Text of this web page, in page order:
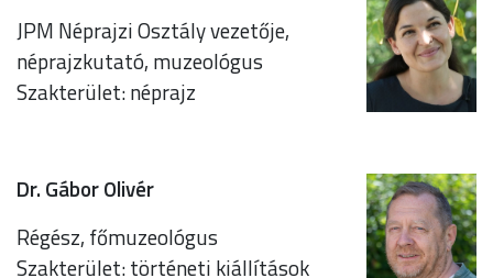
JPM Néprajzi Osztály vezetője,
néprajzkutató, muzeológus
Szakterület: néprajz
Dr. Gábor Olivér
Régész, főmuzeológus
Szakterület: történeti kiállítások